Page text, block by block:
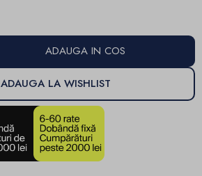
ADAUGA IN COS
ADAUGA LA WISHLIST